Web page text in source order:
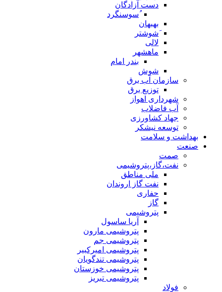
دست آزادگان
ُسوسنگرد
بهبهان
َشوشتر
لالی
ماهشهر
بندر امام
شوش
سازمان آب برق
توزیع برق
شهرداری اهواز
آب فاضلاب
جهاد کشاورزی
توسعه نیشکر
بهداشت و سلامت
صنعت
صمت
نفت،گاز،پتروشیمی
ملی مناطق
نفت گاز اروندان
حفاری
گاز
پتروشیمی
آریا ساسول
پتروشیمی مارون
پتروشیمی جم
پتروشیمی امیرکبیر
پتروشیمی تندگویان
پتروشیمی خوزستان
پتروشیمی تبریز
فولاد